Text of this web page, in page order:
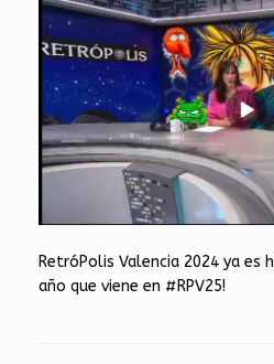
RetróPolis Valencia 2024 ya es
año que viene en #RPV25!